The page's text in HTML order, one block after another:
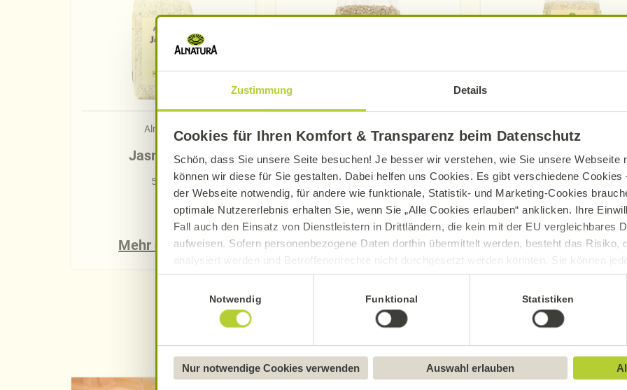
Zustimmung Details
Cookies für Ihren Komfort & Transparenz beim Datenschutz
Schön, dass Sie unsere Seite besuchen! Je besser wir verstehen, wie Sie unsere Webseite
können wir diese für Sie gestalten. Dabei helfen uns Cookies. Es gibt verschiedene Cookies
der Webseite notwendig, für andere wie funktionale, Statistik- und Marketing-Cookies
optimale Nutzererlebnis erhalten Sie, wenn Sie „Alle Cookies erlauben“ anklicken. Ihre
Fall auch den Einsatz von Dienstleistern in Drittländern, die kein mit der EU vergleichbares
aufweisen. Sofern personenbezogene Daten dorthin übermittelt werden, besteht das Risiko,
analysiert werden und Betroffenenrechte nicht durchgesetzt werden könnten. Sie können
Datenverarbeitung und -übermittlung widerrufen und Tools deaktivieren. Ausführliche
Datenschutzerklärung
Näheres über uns erfahren Sie in unseremImpressum
Notwendig Funktional Statistiken
Nur notwendige Cookies verwenden Auswahl erlauben
Alnatura
Jasminreis
500 g
Mehr erfahren
Alnatura
Dinkel wie Reis
400 g
Mehr erfahren
Alnatura
Himalaya Basmati
1 kg
Mehr erfahren
Entdecken Sie die neuen Alnatura